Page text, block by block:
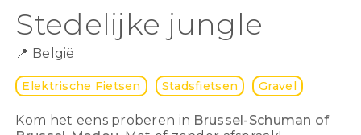
Stedelijke jungle
📍 België
Elektrische Fietsen Stadsfietsen Gravel
Kom het eens proberen in Brussel-Schuman of